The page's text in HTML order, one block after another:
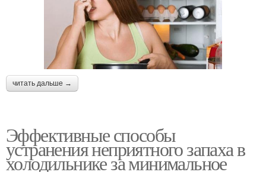
читать дальше →
Эффективные способы
устранения неприятного запаха в
холодильнике за минимальное